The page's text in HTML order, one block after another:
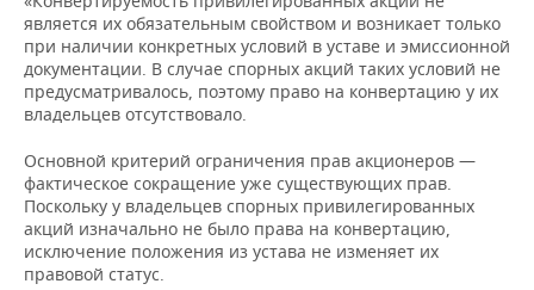
является их обязательным свойством и возникает только
при наличии конкретных условий в уставе и эмиссионной
документации. В случае спорных акций таких условий не
предусматривалось, поэтому право на конвертацию у их
владельцев отсутствовало.
Основной критерий ограничения прав акционеров —
фактическое сокращение уже существующих прав.
Поскольку у владельцев спорных привилегированных
акций изначально не было права на конвертацию,
исключение положения из устава не изменяет их
правовой статус.